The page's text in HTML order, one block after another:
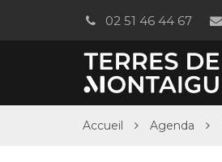
02 51 46 44 67
Accueil Agenda